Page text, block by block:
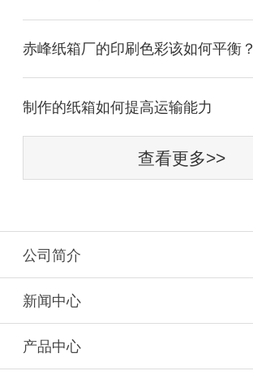
赤峰纸箱厂的印刷色彩该如何平衡？
制作的纸箱如何提高运输能力
查看更多>>
公司简介
新闻中心
产品中心